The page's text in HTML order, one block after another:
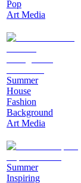
Pop
Art Media
Summer
House
Fashion
Background
Art Media
Summer
Inspiring